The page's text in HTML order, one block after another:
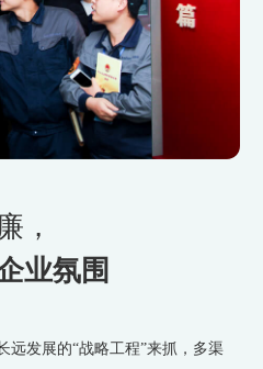
，
业氛围
远发展的“战略工程”来抓，多渠